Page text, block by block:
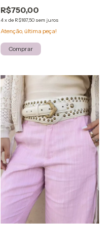
R$750,00
4x de R$187,50 sem juros
Atenção, última peça!
Comprar